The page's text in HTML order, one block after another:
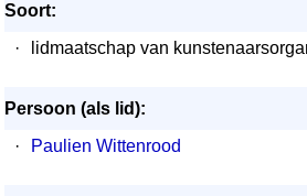
Soort:
·
lidmaatschap van
Persoon (als lid):
·
Paulien Wittenrood